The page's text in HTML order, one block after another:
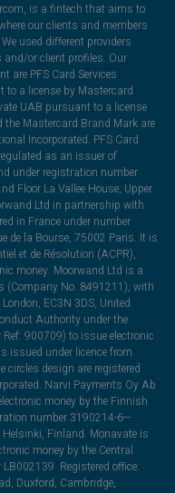
is a fintech that aims to
our clients and members
used different providers
or client profiles. Our
are PFS Card Services
to a license by Mastercard
UAB pursuant to a license
Mastercard Brand Mark are
Incorporated. PFS Card
as an issuer of
under registration number
Floor La Vallee House, Upper
Ltd in partnership with
in France under number
de la Bourse, 75002 Paris. It is
et de Résolution (ACPR),
money. Moorwand Ltd is a
(Company No. 8491211), with
EC3N 3DS, United
Authority under the
900709) to issue electronic
issued under licence from
design are registered
Narvi Payments Oy Ab
money by the Finnish
number 3190214-6—
Finland. Monavate is
money by the Central
Registered office:
Duxford, Cambridge,